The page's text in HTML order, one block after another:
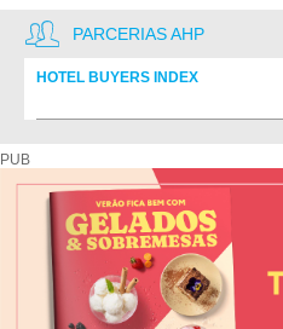
PARCERIAS AHP
HOTEL BUYERS INDEX
PUB